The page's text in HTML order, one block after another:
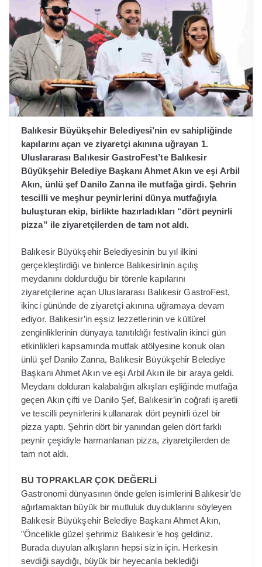
Balıkesir Büyükşehir Belediyesi’nin ev sahipliğinde
kapılarını açan ve ziyaretçi akınına uğrayan 1.
Uluslararası Balıkesir GastroFest’te Balıkesir
Büyükşehir Belediye Başkanı Ahmet Akın ve eşi Arbil
Akın, ünlü şef Danilo Zanna ile mutfağa girdi. Şehrin
tescilli ve meşhur peynirlerini dünya mutfağıyla
buluşturan ekip, birlikte hazırladıkları “dört peynirli
pizza” ile ziyaretçilerden de tam not aldı.
Balıkesir Büyükşehir Belediyesinin bu yıl ilkini
gerçekleştirdiği ve binlerce Balıkesirlinin açılış
meydanını doldurduğu bir törenle kapılarını
ziyaretçilerine açan Uluslararası Balıkesir GastroFest,
ikinci gününde de ziyaretçi akınına uğramaya devam
ediyor. Balıkesir’in eşsiz lezzetlerinin ve kültürel
zenginliklerinin dünyaya tanıtıldığı festivalin ikinci gün
etkinlikleri kapsamında mutfak atölyesine konuk olan
ünlü şef Danilo Zanna, Balıkesir Büyükşehir Belediye
Başkanı Ahmet Akın ve eşi Arbil Akın ile bir araya geldi.
Meydanı dolduran kalabalığın alkışları eşliğinde mutfağa
geçen Akın çifti ve Danilo Şef, Balıkesir’in coğrafi işaretli
ve tescilli peynirlerini kullanarak dört peynirli özel bir
pizza yaptı. Şehrin dört bir yanından gelen dört farklı
peynir çeşidiyle harmanlanan pizza, ziyaretçilerden de
tam not aldı.
BU TOPRAKLAR ÇOK DEĞERLİ
Gastronomi dünyasının önde gelen isimlerini Balıkesir’de
ağırlamaktan büyük bir mutluluk duyduklarını söyleyen
Balıkesir Büyükşehir Belediye Başkanı Ahmet Akın,
”Öncelikle güzel şehrimiz Balıkesir’e hoş geldiniz.
Burada duyulan alkışların hepsi sizin için. Herkesin
sevdiği saydığı, büyük bir heyecanla beklediği